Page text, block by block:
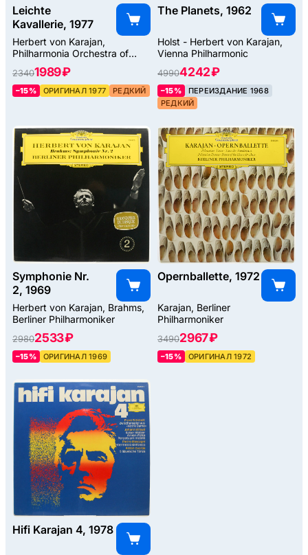
Leichte
Kavallerie, 1977
Herbert von Karajan,
Philharmonia Orchestra of
London
23401989 ₽
–15% ОРИГИНАЛ 1977 РЕДКИЙ
The Planets, 1962
Holst - Herbert von Karajan,
Vienna Philharmonic
49904242 ₽
–15%
ПЕРЕИЗДАНИЕ 1968
РЕДКИЙ
Symphonie Nr.
2, 1969
Herbert von Karajan, Brahms,
Berliner Philharmoniker
29802533 ₽
–15% ОРИГИНАЛ 1969
Opernballette, 1972
Karajan, Berliner
Philharmoniker
34902967 ₽
–15% ОРИГИНАЛ 1972
Hifi Karajan 4, 1978